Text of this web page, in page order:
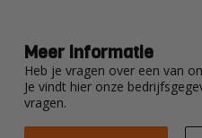
Meer informatie
Heb je vragen over een van
Je vindt hier onze
vragen.